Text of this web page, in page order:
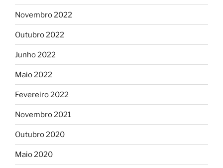
Novembro 2022
Outubro 2022
Junho 2022
Maio 2022
Fevereiro 2022
Novembro 2021
Outubro 2020
Maio 2020